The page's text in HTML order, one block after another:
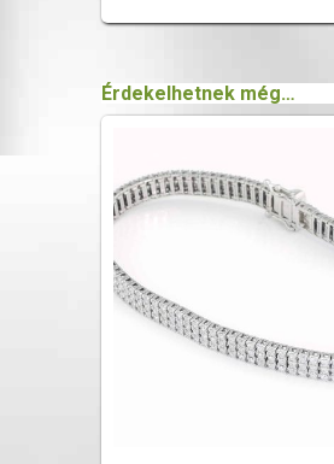
Érdekelhetnek még…